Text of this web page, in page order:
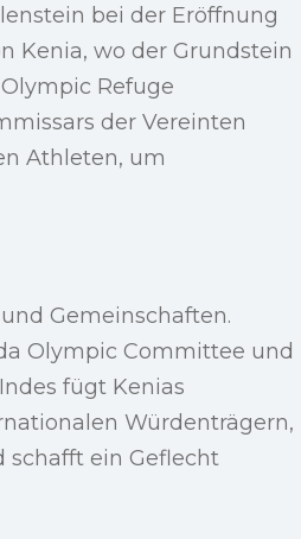
bei der Eröffnung
Kenia, wo der Grundstein
Refuge
der Vereinten
Athleten, um
Gemeinschaften.
Olympic Committee und
fügt Kenias
Würdenträgern,
schafft ein Geflecht